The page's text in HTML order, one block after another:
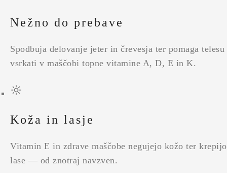
Nežno do prebave
Spodbuja delovanje jeter in črevesja ter pomaga telesu
vsrkati v maščobi topne vitamine A, D, E in K.
Koža in lasje
Vitamin E in zdrave maščobe negujejo kožo ter krepijo
lase — od znotraj navzven.